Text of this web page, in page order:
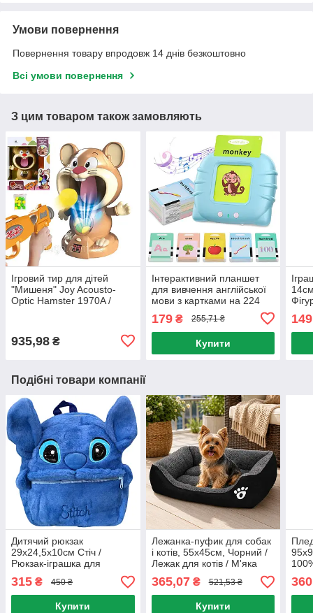
Умови повернення
Повернення товару впродовж 14 днів безкоштовно
Всі умови повернення
З цим товаром також замовляють
Ігровий тир для дітей
"Мишеня" Joy Acousto-
Optic Hamster 1970A /
935,98 ₴
Інтерактивний планшет
для вивчення англійської
мови з картками на 224
слова / Дитячі розвиваючі
картки
179₴ 255,71 ₴
Купити
Подібні товари компанії
Дитячий рюкзак
29х24,5х10см Стіч /
Рюкзак-іграшка для
дитини / М'яка іграшка-
сумка / Сумка-рюкзак /
Іграшка рюкзак / Рюкзак
315 ₴ 450 ₴
Купити
Лежанка-пуфик для собак
і котів, 55х45см, Чорний /
Лежак для котів / М'яка
лежанка для собак та котів
365,07₴ 521,53 ₴
Купити
360